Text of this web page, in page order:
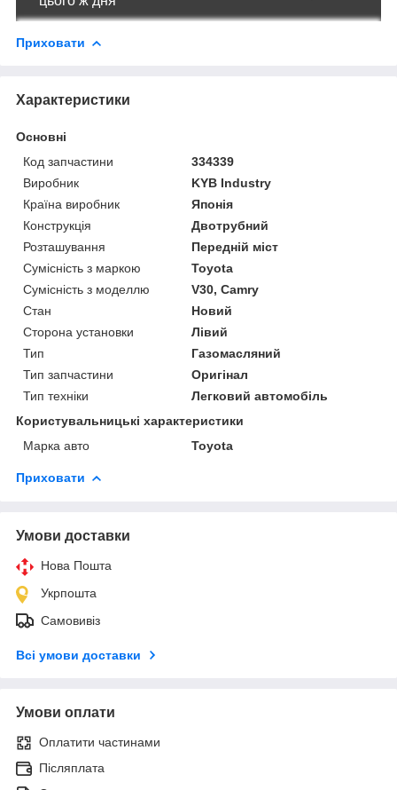
Приховати
Характеристики
Основні
Код запчастини
334339
Виробник
KYB Industry
Країна виробник
Японія
Конструкція
Двотрубний
Розташування
Передній міст
Сумісність з маркою
Toyota
Сумісність з моделлю
V30, Camry
Стан
Новий
Сторона установки
Лівий
Тип
Газомасляний
Тип запчастини
Оригінал
Тип техніки
Легковий автомобіль
Користувальницькі характеристики
Марка авто
Toyota
Приховати
Умови доставки
Нова Пошта
Укрпошта
Самовивіз
Всі умови доставки
Умови оплати
Оплатити частинами
Післяплата